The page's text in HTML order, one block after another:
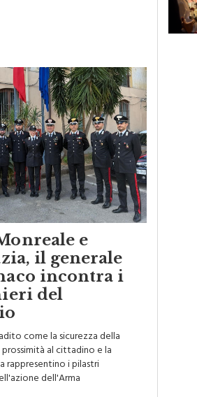
e
il generale
incontra i
del
come la sicurezza della
al cittadino e la
rappresentino i pilastri
dell'Arma